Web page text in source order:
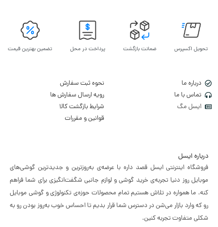
تحویل اکسپرس ضمانت بازگشت پرداخت در محل تضمین بهترین قیمت
درباره ما
تماس با ما
ایسل مگ
نحوه ثبت سفارش
رویه ارسال سفارش ها
شرایط بازگشت کالا
قوانین و مقررات
درباره ایسل
فروشگاه اینترنتی ایسل قصد داره با عرضه‌ی به‌روزترین و جدیدترین گوشی‌های
موبایل روز دنیا تجربه‌ی خرید گوشی و لوازم جانبی شگفت‌انگیزی برای شما فراهم
کنه. ما همواره در تلاش هستیم تمام محصولات حوزه‌ی تکنولوژی و گوشی موبایل
رو که وارد بازار می‌شن در دسترس شما قرار بدیم تا احساس خوب به‌روز بودن رو به
شکلی متفاوت تجربه کنین.